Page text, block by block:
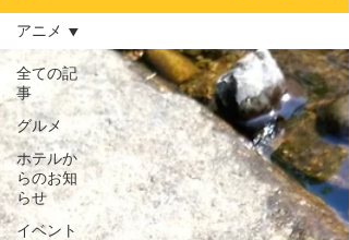
全ての記
事
グルメ
ホテルか
らのお知
らせ
イベント
アニメ